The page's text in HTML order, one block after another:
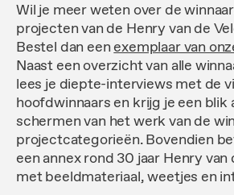
Wil je meer weten over de
projecten van de Henry van de
Bestel dan eenexemplaar van
Naast een overzicht van alle
lees je diepte-interviews met de
hoofdwinnaars en krijg je een blik
schermen van het werk van de
projectcategorieën. Bovendien
een annex rond 30 jaar Henry
met beeldmateriaal, weetjes en